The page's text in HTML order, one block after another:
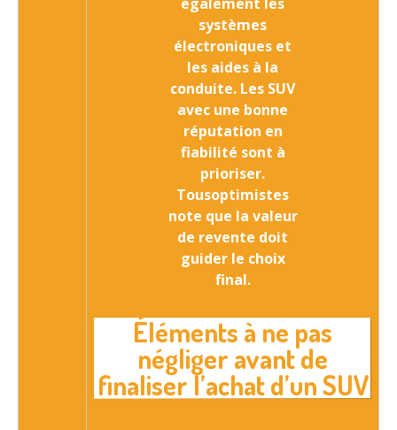
systèmes
électroniques et
les aides à la
conduite. Les SUV
avec une bonne
réputation en
fiabilité sont à
prioriser.
Tousoptimistes
note que la valeur
de revente doit
guider le choix
final.
Éléments à ne pas
négliger avant de
finaliser l’achat d’un SUV